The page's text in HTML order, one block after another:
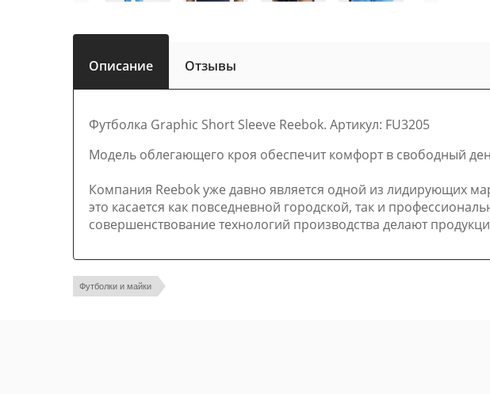
Описание Отзывы
Футболка Graphic Short Sleeve Reebok. Артикул: FU3205
Модель облегающего кроя обеспечит комфорт в свободный
Компания Reebok уже давно является одной из лидирующих
это касается как повседневной городской, так и
совершенствование технологий производства делают
Футболки и майки